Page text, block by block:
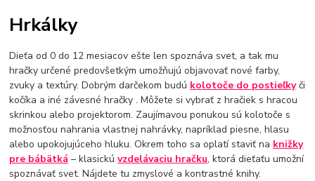
Hrkálky
Dieťa od 0 do 12 mesiacov ešte len spoznáva svet, a tak mu
hračky určené predovšetkým umožňujú objavovať nové farby,
zvuky a textúry. Dobrým darčekom budú kolotoče do postieľkyči
kočíka a iné závesné hračky . Môžete si vybrať z hračiek s hracou
skrinkou alebo projektorom. Zaujímavou ponukou sú kolotoče s
možnosťou nahrania vlastnej nahrávky, napríklad piesne, hlasu
alebo upokojujúceho hluku. Okrem toho sa oplatí staviť na knižky
pre bábätká – klasickúvzdelávaciu hračku, ktorá dieťaťu umožní
spoznávať svet. Nájdete tu zmyslové a kontrastné knihy.